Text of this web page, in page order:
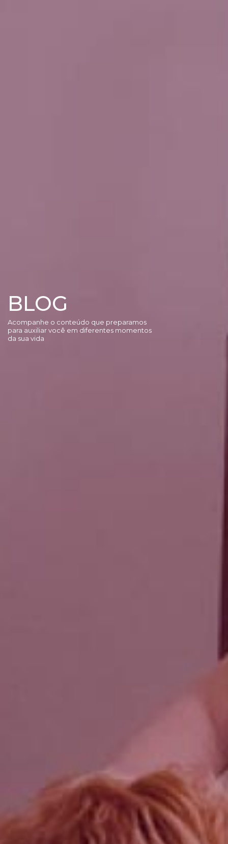
BLOG
Acompanhe o conteúdo que preparamos
para auxiliar você em diferentes momentos
da sua vida